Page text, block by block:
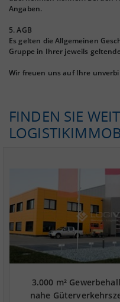
Angaben.
5. AGB
Es gelten die Allgemeinen
Gruppe in Ihrer jeweils
Wir freuen uns auf Ihre
FINDEN SIE
3.000 m²
nahe